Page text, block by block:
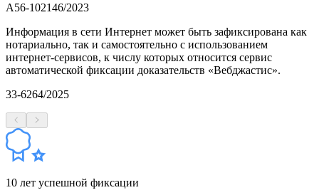
А56-102146/2023
Информация в сети Интернет может быть зафиксирована как
нотариально, так и самостоятельно с использованием
интернет-сервисов, к числу которых относится сервис
автоматической фиксации доказательств «Вебджастис».
33-6264/2025
10 лет успешной фиксации